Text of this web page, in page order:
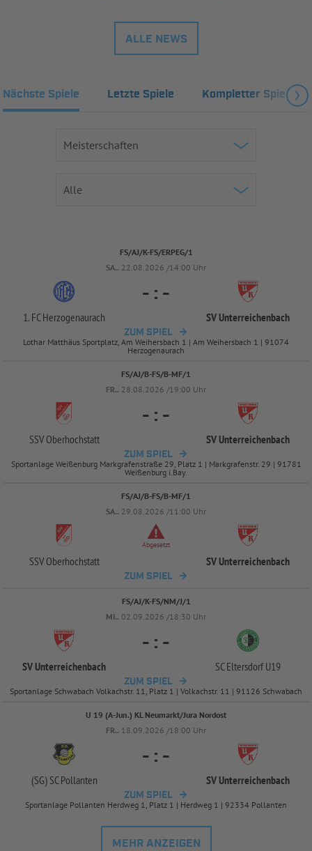
ALLE NEWS
Nächste Spiele Letzte Spiele Kompletter Spielplan
FS/AJ/K-FS/ERPEG/1
SA.. 22.08.2026 /14:00 Uhr
1. FC Herzogenaurach
- : -
SV Unterreichenbach
ZUM SPIEL
Lothar Matthäus Sportplatz, Am Weihersbach 1 | Am Weihersbach 1 | 91074
Herzogenaurach
FS/AJ/B-FS/B-MF/1
FR.. 28.08.2026 /19:00 Uhr
SSV Oberhochstatt
- : -
SV Unterreichenbach
ZUM SPIEL
Sportanlage Weißenburg Markgrafenstraße 29, Platz 1 | Markgrafenstr. 29 | 91781
Weißenburg i.Bay.
FS/AJ/B-FS/B-MF/1
SA.. 29.08.2026 /11:00 Uhr
SSV Oberhochstatt
Abgesetzt
SV Unterreichenbach
ZUM SPIEL
FS/AJ/K-FS/NM/J/1
MI.. 02.09.2026 /18:30 Uhr
SV Unterreichenbach
- : -
SC Eltersdorf U19
ZUM SPIEL
Sportanlage Schwabach Volkachstr. 11, Platz 1 | Volkachstr. 11 | 91126 Schwabach
U 19 (A-Jun.) KL Neumarkt/Jura Nordost
FR.. 18.09.2026 /18:00 Uhr
(SG) SC Pollanten
- : -
SV Unterreichenbach
ZUM SPIEL
Sportanlage Pollanten Herdweg 1, Platz 1 | Herdweg 1 | 92334 Pollanten
MEHR ANZEIGEN